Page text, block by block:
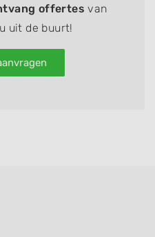
offertes van
uit de buurt!